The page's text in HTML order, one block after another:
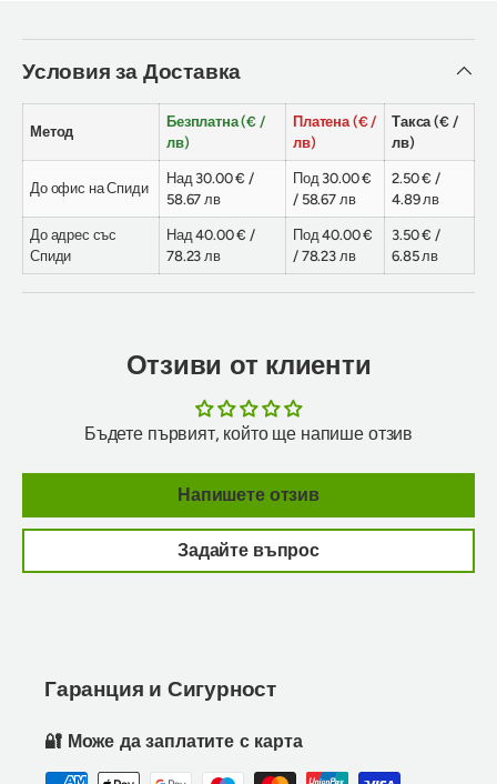
Условия за Доставка
Метод
Безплатна (€ /
лв)
Платена (€ /
лв)
Такса (€ /
лв)
До офис на Спиди
Над 30.00 € /
58.67 лв
Под 30.00 €
/ 58.67 лв
2.50 € /
4.89 лв
До адрес със
Спиди
Над 40.00 € /
78.23 лв
Под 40.00 €
/ 78.23 лв
3.50 € /
6.85 лв
Отзиви от клиенти
Бъдете първият, който ще напише отзив
Напишете отзив
Задайте въпрос
Гаранция и Сигурност
🔐 Може да заплатите с карта